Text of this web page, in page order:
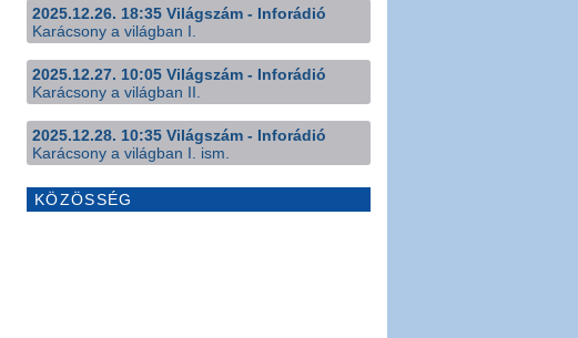
2025.12.26. 18:35 Világszám - Inforádió
Karácsony a világban I.
2025.12.27. 10:05 Világszám - Inforádió
Karácsony a világban II.
2025.12.28. 10:35 Világszám - Inforádió
Karácsony a világban I. ism.
KÖZÖSSÉG